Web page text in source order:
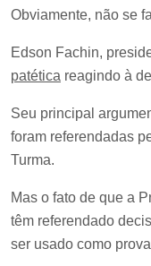
Obviamente, não se
Edson Fachin,
patética reagindo à
Seu principal
foram referendadas
Turma.
Mas o fato de que a
têm referendado
ser usado como